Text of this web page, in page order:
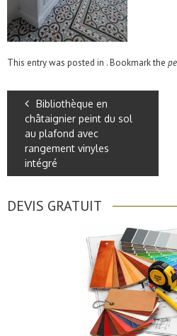
This entry was posted in . Bookmark the
Bibliothèque en
châtaignier peint du sol
au plafond avec
rangement vinyles
intégré
DEVIS GRATUIT